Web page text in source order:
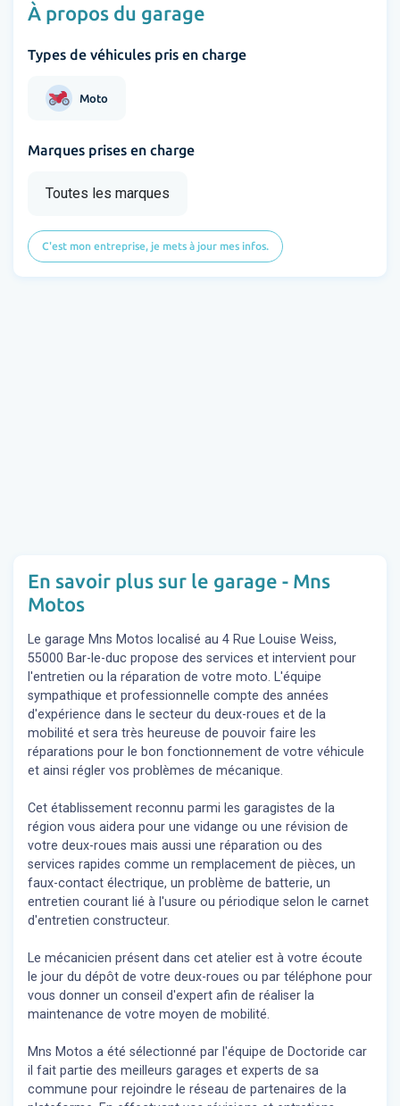
À propos du garage
Types de véhicules pris en charge
Moto
Marques prises en charge
Toutes les marques
C'est mon entreprise, je mets à jour mes infos.
En savoir plus sur le garage - Mns
Motos
Le garage Mns Motos localisé au 4 Rue Louise Weiss,
55000 Bar-le-duc propose des services et intervient pour
l'entretien ou la réparation de votre moto. L'équipe
sympathique et professionnelle compte des années
d'expérience dans le secteur du deux-roues et de la
mobilité et sera très heureuse de pouvoir faire les
réparations pour le bon fonctionnement de votre véhicule
et ainsi régler vos problèmes de mécanique.
Cet établissement reconnu parmi les garagistes de la
région vous aidera pour une vidange ou une révision de
votre deux-roues mais aussi une réparation ou des
services rapides comme un remplacement de pièces, un
faux-contact électrique, un problème de batterie, un
entretien courant lié à l'usure ou périodique selon le carnet
d'entretien constructeur.
Le mécanicien présent dans cet atelier est à votre écoute
le jour du dépôt de votre deux-roues ou par téléphone pour
vous donner un conseil d'expert afin de réaliser la
maintenance de votre moyen de mobilité.
Mns Motos a été sélectionné par l'équipe de Doctoride car
il fait partie des meilleurs garages et experts de sa
commune pour rejoindre le réseau de partenaires de la